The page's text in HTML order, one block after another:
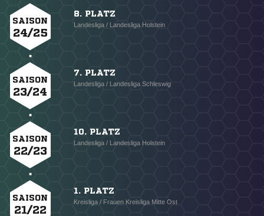
SAISON
24/25
8. PLATZ
Landesliga / Landesliga Holstein
SAISON
23/24
7. PLATZ
Landesliga / Landesliga Schleswig
SAISON
22/23
10. PLATZ
Landesliga / Landesliga Holstein
SAISON
21/22
1. PLATZ
Kreisliga / Frauen Kreisliga Mitte Ost